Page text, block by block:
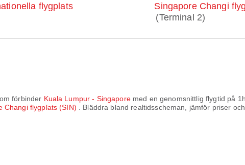
flygplats
Singapore Changi
(Terminal 2)
förbinder Kuala Lumpur - Singaporemed en genomsnittlig flygtid på
Changi flygplats (SIN)
. Bläddra bland realtidsscheman, jämför priser